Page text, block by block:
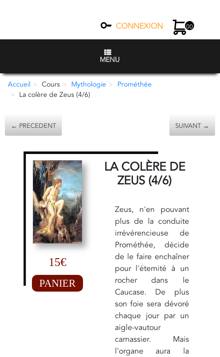
CONNEXION 00
MENU
Accueil Cours Mythologie
Prométhée
La colère de Zeus (4/6)
← PRECEDENT SUIVANT →
15€
PANIER
LA COLÈRE DE
ZEUS (4/6)
Zeus, n'en pouvant
plus de la conduite
irrévérencieuse de
Prométhée, décide
de le faire enchaîner
pour l'éternité à un
rocher dans le
Caucase. De plus
son foie sera dévoré
chaque jour par un
aigle-vautour
carnassier. Mais
l'organe aura la